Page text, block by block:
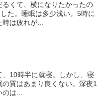
くて、横になりたかったの
た。睡眠は多少浅い。5時に
時は疲れが...
10時半に就寝。しかし、寝
質はあまり良くない。深夜1
は...